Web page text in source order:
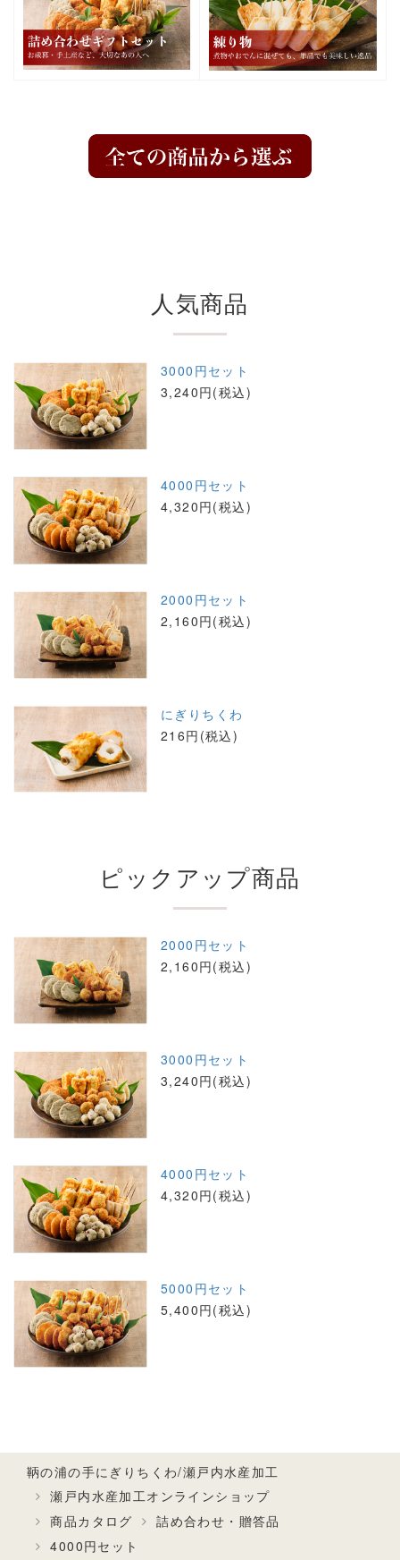
人気商品
3000円セット
3,240円(税込)
4000円セット
4,320円(税込)
2000円セット
2,160円(税込)
にぎりちくわ
216円(税込)
ピックアップ商品
2000円セット
2,160円(税込)
3000円セット
3,240円(税込)
4000円セット
4,320円(税込)
5000円セット
5,400円(税込)
鞆の浦の手にぎりちくわ/瀬戸内水産加工
瀬戸内水産加工オンラインショップ
商品カタログ
詰め合わせ・贈答品
4000円セット